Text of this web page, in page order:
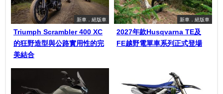
新車．絕版車
Triumph Scrambler 400 XC
的狂野造型與公路實用性的完
美結合
新車．絕版車
2027年款Husqvarna TE及
FE越野電單車系列正式登場